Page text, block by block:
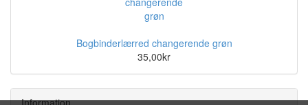
Bogbinderlærred changerende grøn
35,00kr
Information